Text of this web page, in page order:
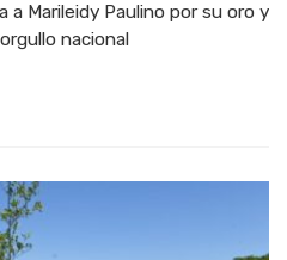
a Marileidy Paulino por su oro y
nacional